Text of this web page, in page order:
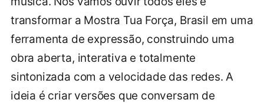
transformar a Mostra Tua Força, Brasil em uma
ferramenta de expressão, construindo uma
obra aberta, interativa e totalmente
sintonizada com a velocidade das redes. A
ideia é criar versões que conversam de